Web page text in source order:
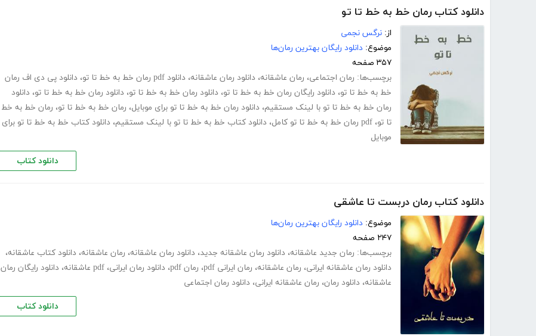
دانلود کتاب رمان خط به خط تا تو
از: نرگس نجمی
موضوع: دانلود رایگان بهترین رمان‌ها
۳۵۷ صفحه
برچسب‌ها: رمان اجتماعی، رمان عاشقانه، دانلود رمان عاشقانه، دانلود pdf رمان خط به خط تا تو ، دانلود پی دی اف رمان
خط به خط تا تو، دانلود رایگان رمان خط به خط تا تو، دانلود رمان خط به خط تا تو، دانلود رمان خط به خط تا تو، دانلود
رمان خط به خط تا تو با لینک مستقیم، دانلود رمان خط به خط تا تو برای موبایل، رمان خط به خط تا تو، رمان خط به خط
تا تو، pdf رمان خط به خط تا تو کامل ، دانلود کتاب خط به خط تا تو با لینک مستقیم، دانلود کتاب خط به خط تا تو برای
موبایل
دانلود کتاب
دانلود کتاب رمان دربست تا عاشقی
موضوع: دانلود رایگان بهترین رمان‌ها
۲۴۷ صفحه
برچسب‌ها: رمان جدید عاشقانه، دانلود رمان عاشقانه جدید، دانلود رمان عاشقانه، رمان عاشقانه، دانلود کتاب عاشقانه،
دانلود رمان عاشقانه ایرانی، رمان عاشقانه، رمان ایرانی pdf ، رمان pdf ، دانلود رمان ایرانی، pdf عاشقانه ، دانلود رایگان رمان
عاشقانه، دانلود رمان، رمان عاشقانه ایرانی، دانلود رمان اجتماعی
دانلود کتاب